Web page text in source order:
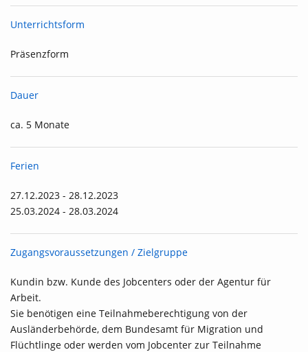
Unterrichtsform
Präsenzform
Dauer
ca. 5 Monate
Ferien
27.12.2023 - 28.12.2023
25.03.2024 - 28.03.2024
Zugangsvoraussetzungen / Zielgruppe
Kundin bzw. Kunde des Jobcenters oder der Agentur für
Arbeit.
Sie benötigen eine Teilnahmeberechtigung von der
Ausländerbehörde, dem Bundesamt für Migration und
Flüchtlinge oder werden vom Jobcenter zur Teilnahme